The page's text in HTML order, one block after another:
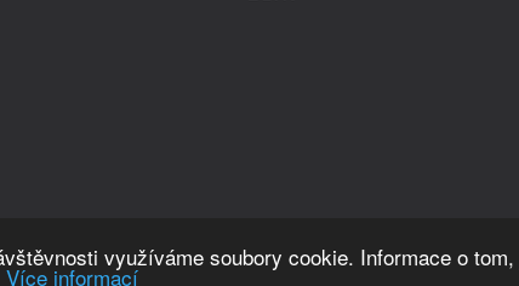
využíváme soubory cookie. Informace o
Více informací
Nahoru